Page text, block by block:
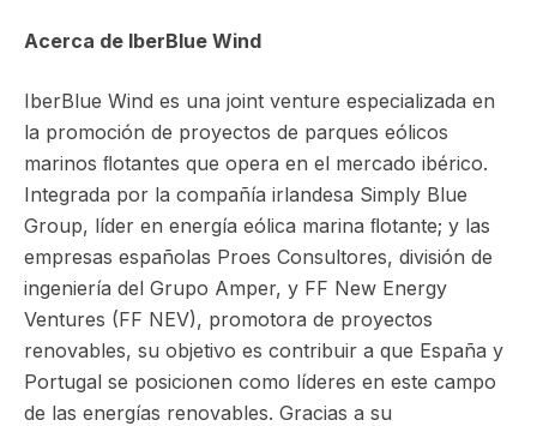
Acerca de IberBlue Wind
IberBlue Wind es una joint venture especializada en
la promoción de proyectos de parques eólicos
marinos ﬂotantes que opera en el mercado ibérico.
Integrada por la compañía irlandesa Simply Blue
Group, líder en energía eólica marina ﬂotante; y las
empresas españolas Proes Consultores, división de
ingeniería del Grupo Amper, y FF New Energy
Ventures (FF NEV), promotora de proyectos
renovables, su objetivo es contribuir a que España y
Portugal se posicionen como líderes en este campo
de las energías renovables. Gracias a su